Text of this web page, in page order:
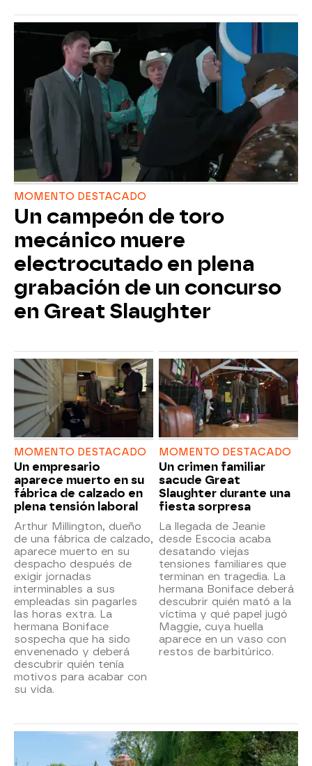
MOMENTO DESTACADO
Un campeón de toro
mecánico muere
electrocutado en plena
grabación de un concurso
en Great Slaughter
MOMENTO DESTACADO
Un empresario
aparece muerto en su
fábrica de calzado en
plena tensión laboral
Arthur Millington, dueño
de una fábrica de calzado,
aparece muerto en su
despacho después de
exigir jornadas
interminables a sus
empleadas sin pagarles
las horas extra. La
hermana Boniface
sospecha que ha sido
envenenado y deberá
descubrir quién tenía
motivos para acabar con
su vida.
MOMENTO DESTACADO
Un crimen familiar
sacude Great
Slaughter durante una
fiesta sorpresa
La llegada de Jeanie
desde Escocia acaba
desatando viejas
tensiones familiares que
terminan en tragedia. La
hermana Boniface deberá
descubrir quién mató a la
víctima y qué papel jugó
Maggie, cuya huella
aparece en un vaso con
restos de barbitúrico.